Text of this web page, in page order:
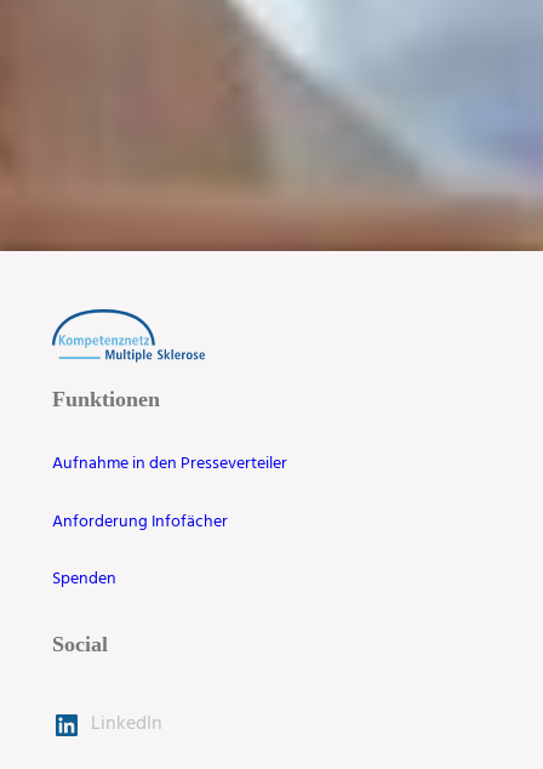
Funktionen
Aufnahme in den Presseverteiler
Anforderung Infofächer
Spenden
Social
LinkedIn